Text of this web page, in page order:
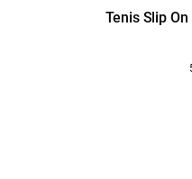
Tenis Slip